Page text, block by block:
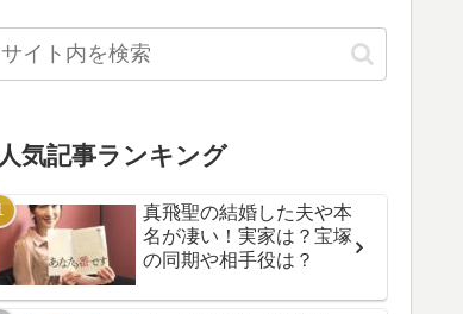
人気記事ランキング
真飛聖の結婚した夫や本
名が凄い！実家は？宝塚
の同期や相手役は？